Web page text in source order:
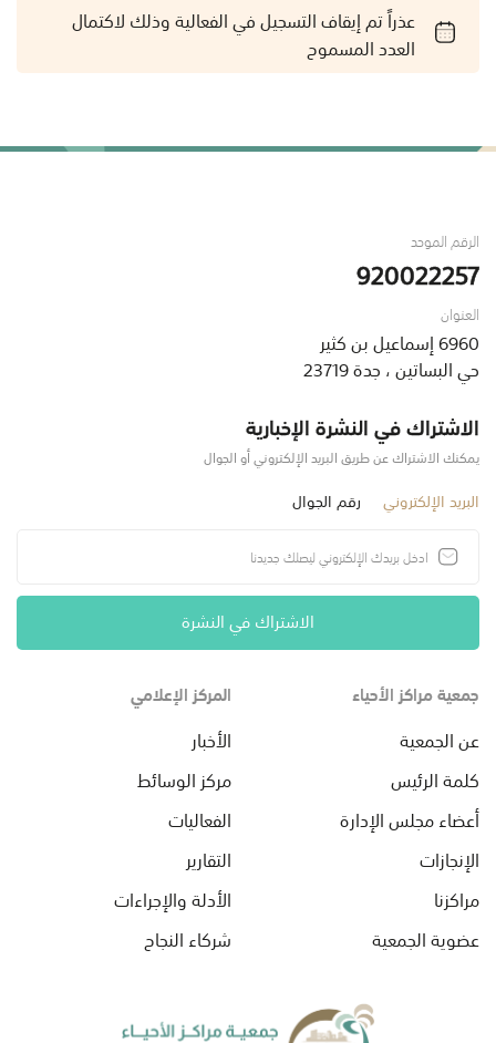
عذراً تم إيقاف التسجيل في الفعالية وذلك لاكتمال
العدد المسموح
الرقم الموحد
920022257
العنوان
6960 إسماعيل بن كثير
حي البساتين ، جدة 23719
الاشتراك في النشرة الإخبارية
يمكنك الاشتراك عن طريق البريد الإلكتروني أو الجوال
البريد الإلكتروني رقم الجوال
الاشتراك في النشرة
جمعية مراكز الأحياء
عن الجمعية
كلمة الرئيس
أعضاء مجلس الإدارة
الإنجازات
مراكزنا
عضوية الجمعية
المركز الإعلامي
الأخبار
مركز الوسائط
الفعاليات
التقارير
الأدلة والإجراءات
شركاء النجاح